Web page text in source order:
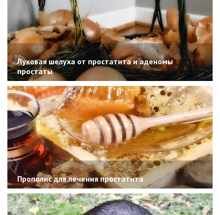
Луковая шелуха от простатита и аденомы
простаты
Прополис для лечения простатита